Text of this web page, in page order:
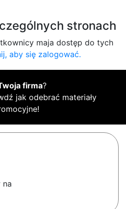
stronach
maja dostęp do tych
aby się zalogować.
firma?
jak odebrać materiały
na